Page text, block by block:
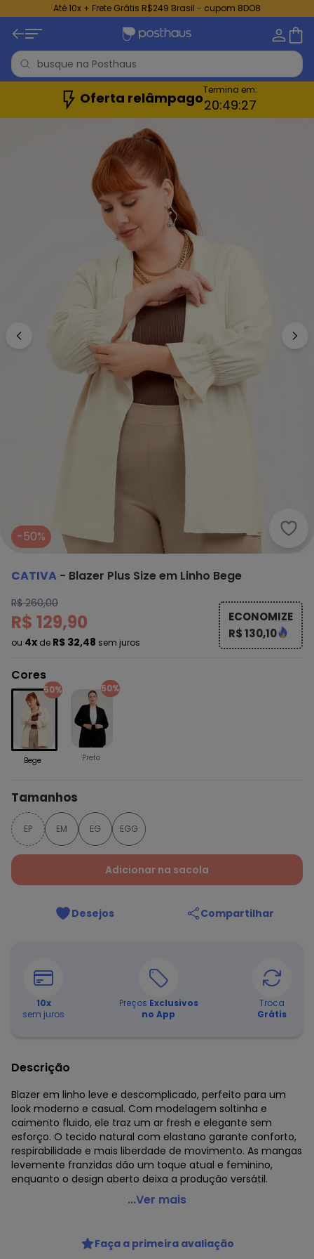
Até 10x + Frete Grátis R$249 Brasil - cupom 8DO8
Oferta relâmpagoTermina em:
20:49:26
-50%
CATIVA - Blazer Plus Size em Linho Bege
R$ 260,00
R$ 129,90
ou 4x de R$ 32,48 sem juros
ECONOMIZE
R$ 130,10
Cores
50%
Bege
50%
Preto
Tamanhos
EP EM EG EGG
Adicionar na sacola
Desejos Compartilhar
10x
sem juros
Preços Exclusivos
no App
Troca
Grátis
Descrição
Blazer em linho leve e descomplicado, perfeito para um
look moderno e casual. Com modelagem soltinha e
caimento fluido, ele traz um ar fresh e elegante sem
esforço. O tecido natural com elastano garante conforto,
respirabilidade e mais liberdade de movimento. As mangas
levemente franzidas dão um toque atual e feminino,
enquanto o design aberto deixa a produção versátil.
Cativa - Blazer Plus Size em Linho Bege
Comprimento da manga: Longa
Modelo da manga: Bufante
...Ver mais
Faça a primeira avaliação